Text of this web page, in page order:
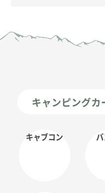
キャンピングカ
キャブコン